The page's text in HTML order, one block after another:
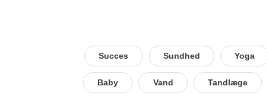
Succes Sundhed Yoga
Baby Vand Tandlæge